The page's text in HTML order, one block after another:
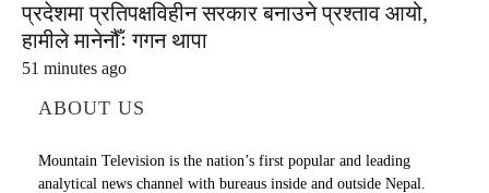
प्रदेशमा प्रतिपक्षविहीन सरकार बनाउने प्रश्ताव आयो,
हामीले मानेनौँः गगन थापा
51 minutes ago
ABOUT US
Mountain Television is the nation’s first popular and leading
analytical news channel with bureaus inside and outside Nepal.